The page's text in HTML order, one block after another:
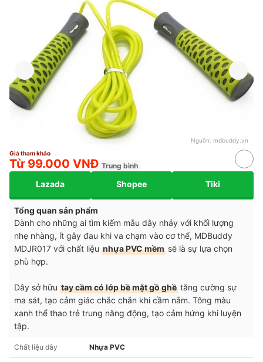
Nguồn: mdbuddy.vn
Giá tham khảo
Từ 99.000 VNĐ Trung bình
Lazada Shopee Tiki
Tổng quan sản phẩm
Dành cho những ai tìm kiếm mẫu dây nhảy với khối lượng
nhẹ nhàng, ít gây đau khi va chạm vào cơ thể, MDBuddy
MDJR017 với chất liệu nhựa PVC mềm sẽ là sự lựa chọn
phù hợp.
Dây sở hữu tay cầm có lớp bề mặt gồ ghề tăng cường sự
ma sát, tạo cảm giác chắc chắn khi cầm nắm. Tông màu
xanh thể thao trẻ trung năng động, tạo cảm hứng khi luyện
tập.
Chất liệu dây Nhựa PVC